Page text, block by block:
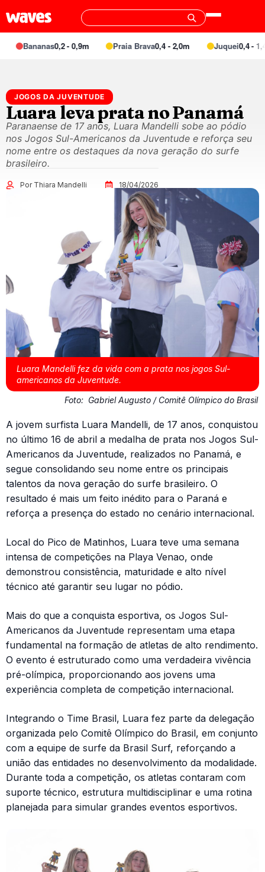
Bananas0,2 - 0,9m Praia Brava0,4 - 2,0m Juquei0,4 - 1,4m
JOGOS DA JUVENTUDE
Luara leva prata no Panamá
Paranaense de 17 anos, Luara Mandelli sobe ao pódio
nos Jogos Sul-Americanos da Juventude e reforça seu
nome entre os destaques da nova geração do surfe
brasileiro.
Por Thiara Mandelli 18/04/2026
Luara Mandelli fez da vida com a prata nos jogos Sul-
americanos da Juventude.
Foto: Gabriel Augusto / Comitê Olímpico do Brasil
A jovem surfista Luara Mandelli, de 17 anos, conquistou
no último 16 de abril a medalha de prata nos Jogos Sul-
Americanos da Juventude, realizados no Panamá, e
segue consolidando seu nome entre os principais
talentos da nova geração do surfe brasileiro. O
resultado é mais um feito inédito para o Paraná e
reforça a presença do estado no cenário internacional.
Local do Pico de Matinhos, Luara teve uma semana
intensa de competições na Playa Venao, onde
demonstrou consistência, maturidade e alto nível
técnico até garantir seu lugar no pódio.
Mais do que a conquista esportiva, os Jogos Sul-
Americanos da Juventude representam uma etapa
fundamental na formação de atletas de alto rendimento.
O evento é estruturado como uma verdadeira vivência
pré-olímpica, proporcionando aos jovens uma
experiência completa de competição internacional.
Integrando o Time Brasil, Luara fez parte da delegação
organizada pelo Comitê Olímpico do Brasil, em conjunto
com a equipe de surfe da Brasil Surf, reforçando a
união das entidades no desenvolvimento da modalidade.
Durante toda a competição, os atletas contaram com
suporte técnico, estrutura multidisciplinar e uma rotina
planejada para simular grandes eventos esportivos.